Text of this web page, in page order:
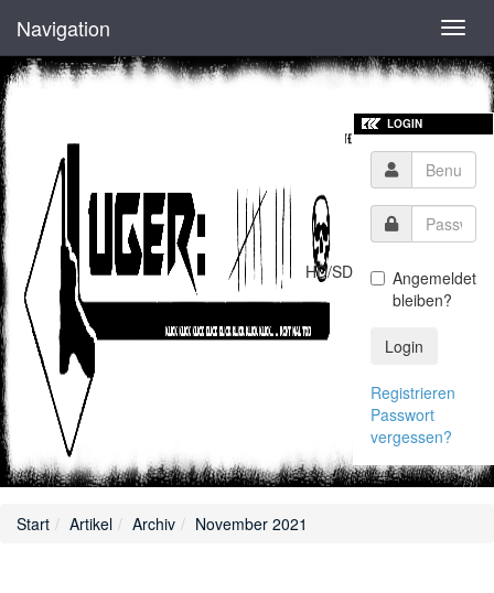
Navigation
HD/SD
LOGIN
Angemeldet
bleiben?
Login
Registrieren
Passwort
vergessen?
Start Artikel Archiv November 2021